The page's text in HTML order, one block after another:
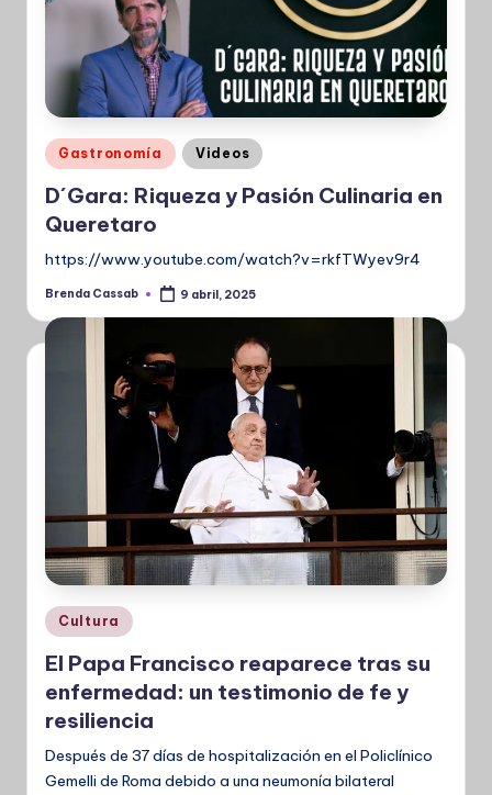
Publicado
en
Gastronomía Videos
D´Gara: Riqueza y Pasión Culinaria en
Queretaro
https://www.youtube.com/watch?v=rkfTWyev9r4
Publicado
Brenda Cassab 9 abril, 2025
Publicado
en
Cultura
El Papa Francisco reaparece tras su
enfermedad: un testimonio de fe y
resiliencia
Después de 37 días de hospitalización en el Policlínico
Gemelli de Roma debido a una neumonía bilateral